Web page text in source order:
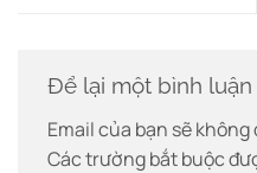
Để lại một bình luận
Email của bạn sẽ
Các trường bắt buộc